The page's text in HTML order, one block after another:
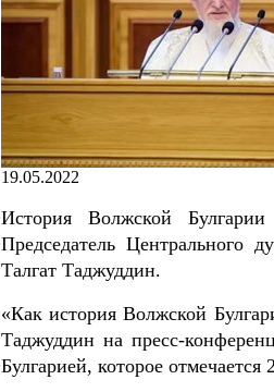
19.05.2022
История Волжской
Председатель Центрального
Талгат Таджуддин.
«Как история Волжской
Таджуддин на пресс-
Булгарией, которое отмечается